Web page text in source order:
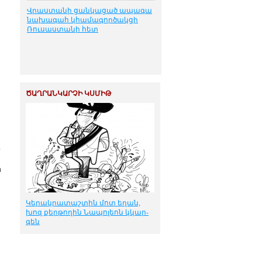
Վրաստանի ցանկացած ապագա
նախագահ կհամագործակցի
Ռուսաստանի հետ
ԾԱՂՐԱՆԿԱՐՉԻ ԿՍՄԻԹ
Կե­րակ­րա­տաշ­տին մոտ ե­ղան,
խոզ քեր­թո­ղին Նա­պո­լեոն կկար­
գեն